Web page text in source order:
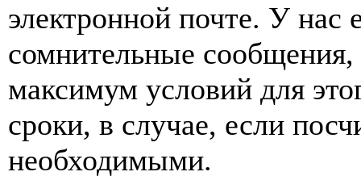
электронной почте. У нас
сомнительные
максимум условий для
сроки, в случае, если
необходимыми.